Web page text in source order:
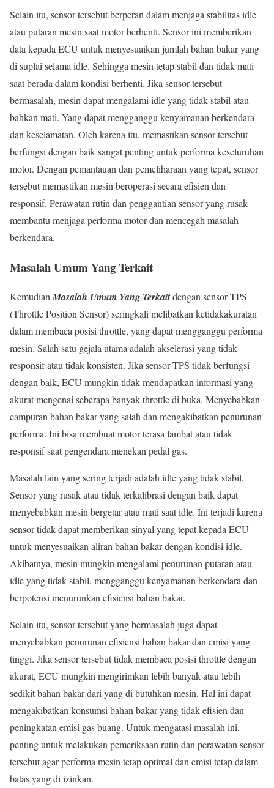
Selain itu, sensor tersebut berperan dalam menjaga stabilitas idle
atau putaran mesin saat motor berhenti. Sensor ini memberikan
data kepada ECU untuk menyesuaikan jumlah bahan bakar yang
di suplai selama idle. Sehingga mesin tetap stabil dan tidak mati
saat berada dalam kondisi berhenti. Jika sensor tersebut
bermasalah, mesin dapat mengalami idle yang tidak stabil atau
bahkan mati. Yang dapat mengganggu kenyamanan berkendara
dan keselamatan. Oleh karena itu, memastikan sensor tersebut
berfungsi dengan baik sangat penting untuk performa keseluruhan
motor. Dengan pemantauan dan pemeliharaan yang tepat, sensor
tersebut memastikan mesin beroperasi secara efisien dan
responsif. Perawatan rutin dan penggantian sensor yang rusak
membantu menjaga performa motor dan mencegah masalah
berkendara.
Masalah Umum Yang Terkait
KemudianMasalah Umum Yang Terkaitdengan sensor TPS
(Throttle Position Sensor) seringkali melibatkan ketidakakuratan
dalam membaca posisi throttle, yang dapat mengganggu performa
mesin. Salah satu gejala utama adalah akselerasi yang tidak
responsif atau tidak konsisten. Jika sensor TPS tidak berfungsi
dengan baik, ECU mungkin tidak mendapatkan informasi yang
akurat mengenai seberapa banyak throttle di buka. Menyebabkan
campuran bahan bakar yang salah dan mengakibatkan penurunan
performa. Ini bisa membuat motor terasa lambat atau tidak
responsif saat pengendara menekan pedal gas.
Masalah lain yang sering terjadi adalah idle yang tidak stabil.
Sensor yang rusak atau tidak terkalibrasi dengan baik dapat
menyebabkan mesin bergetar atau mati saat idle. Ini terjadi karena
sensor tidak dapat memberikan sinyal yang tepat kepada ECU
untuk menyesuaikan aliran bahan bakar dengan kondisi idle.
Akibatnya, mesin mungkin mengalami penurunan putaran atau
idle yang tidak stabil, mengganggu kenyamanan berkendara dan
berpotensi menurunkan efisiensi bahan bakar.
Selain itu, sensor tersebut yang bermasalah juga dapat
menyebabkan penurunan efisiensi bahan bakar dan emisi yang
tinggi. Jika sensor tersebut tidak membaca posisi throttle dengan
akurat, ECU mungkin mengirimkan lebih banyak atau lebih
sedikit bahan bakar dari yang di butuhkan mesin. Hal ini dapat
mengakibatkan konsumsi bahan bakar yang tidak efisien dan
peningkatan emisi gas buang. Untuk mengatasi masalah ini,
penting untuk melakukan pemeriksaan rutin dan perawatan sensor
tersebut agar performa mesin tetap optimal dan emisi tetap dalam
batas yang di izinkan.